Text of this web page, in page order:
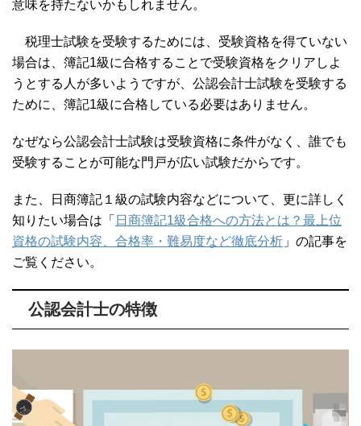
意味を持たないかもしれません。
税理士試験を受験するためには、受験資格を得ていない
場合は、簿記1級に合格することで受験資格をクリアしよ
うとする人が多いようですが、公認会計士試験を受験する
ために、簿記1級に合格している必要はありません。
なぜなら公認会計士試験は受験資格に条件がなく、誰でも
受験することが可能な門戸が広い試験だからです。
また、日商簿記１級の試験内容などについて、更に詳しく
知りたい場合は「 日商簿記1級合格への方法とは？最上位
資格の試験内容、合格率・難易度など徹底分析 」の記事を
ご覧ください。
公認会計士の特徴